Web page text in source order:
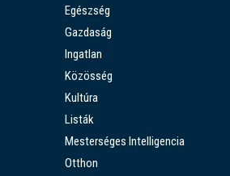
Egészség
Gazdaság
Ingatlan
Közösség
Kultúra
Listák
Mesterséges Intelligencia
Otthon